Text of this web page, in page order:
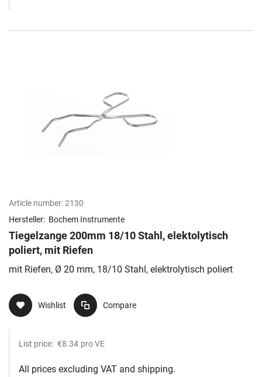
Article number:2130
Hersteller: Bochem Instrumente
Tiegelzange 200mm 18/10 Stahl, elektolytisch
poliert, mit Riefen
mit Riefen, Ø 20 mm, 18/10 Stahl, elektrolytisch poliert
Wishlist Compare
List price: €8.34 pro VE
All prices excluding VAT and shipping.